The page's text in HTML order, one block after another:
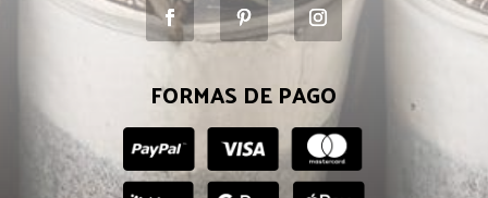
FORMAS DE PAGO